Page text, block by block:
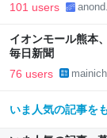
101 users
イオンモール熊本
毎日新聞
76 users
いま人気の記事を